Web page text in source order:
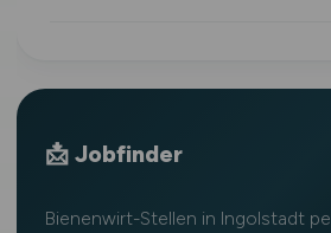
📩 Jobfinder
Bienenwirt-Stellen in Ingolstadt